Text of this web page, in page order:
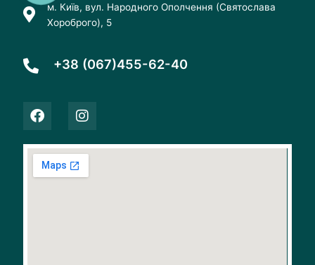
м. Київ, вул. Народного Ополчення (Святослава
Хороброго), 5
+38 (067)455-62-40
F
a
e
b
o
I
n
t
g